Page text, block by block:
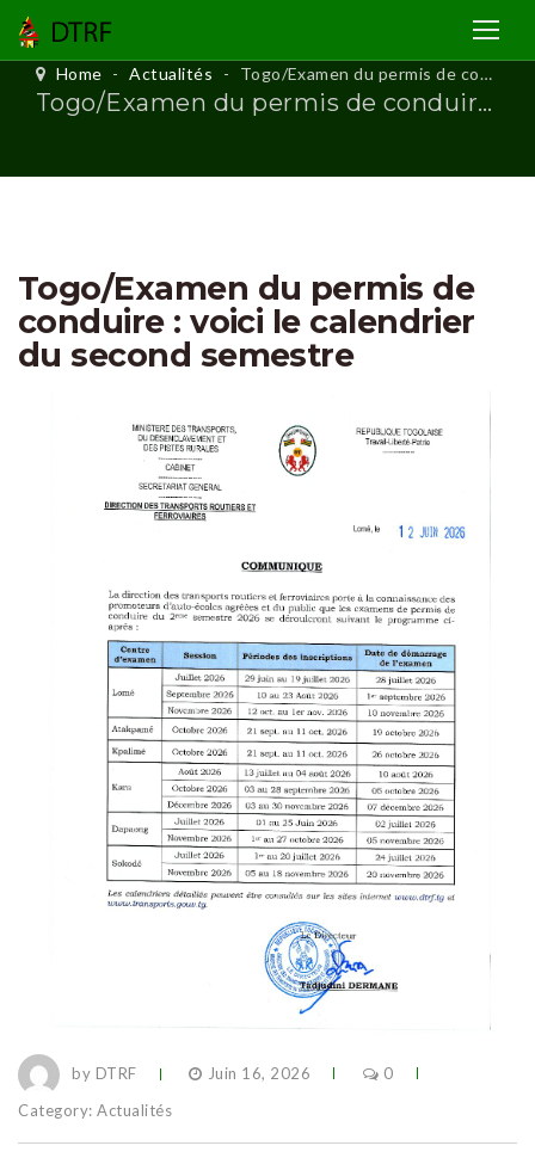
Home - Actualités - Togo/Examen du permis de conduire : voici le calendrier du second semestre
Togo/Examen du permis de conduire : voici le calendrier du second semestre
Togo/Examen du permis de
conduire : voici le calendrier
du second semestre
by DTRF Juin 16, 2026
0
Category:Actualités